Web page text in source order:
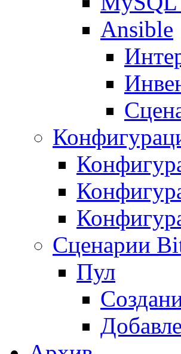
Ansible
Сценарии
Пул